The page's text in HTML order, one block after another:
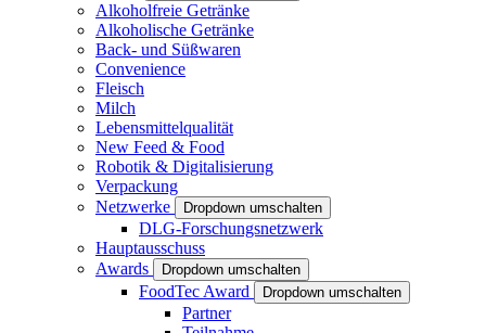
Alkoholfreie Getränke
Alkoholische Getränke
Back- und Süßwaren
Convenience
Fleisch
Milch
Lebensmittelqualität
New Feed & Food
Robotik & Digitalisierung
Verpackung
Netzwerke
Dropdown umschalten
DLG-Forschungsnetzwerk
Hauptausschuss
Awards
Dropdown umschalten
FoodTec Award Dropdown umschalten
Partner